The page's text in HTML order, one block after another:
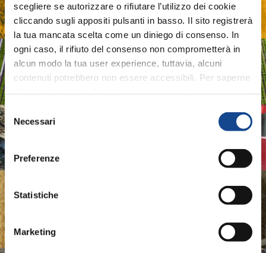
scegliere se autorizzare o rifiutare l’utilizzo dei cookie
cliccando sugli appositi pulsanti in basso. Il sito registrerà
la tua mancata scelta come un diniego di consenso. In
ogni caso, il rifiuto del consenso non comprometterà in
alcun modo la tua user experience, tuttavia, alcuni
contenuti potrebbero non essere accessibili. Per saperne
invitiamo a consultare la nostra
Selezione
del
consenso
Necessari
Preferenze
Statistiche
Marketing
Digital System and technologies for Agricultural
Machinery and Farming
ASSOIDROTECH
Italian Implements Manufacturers Association